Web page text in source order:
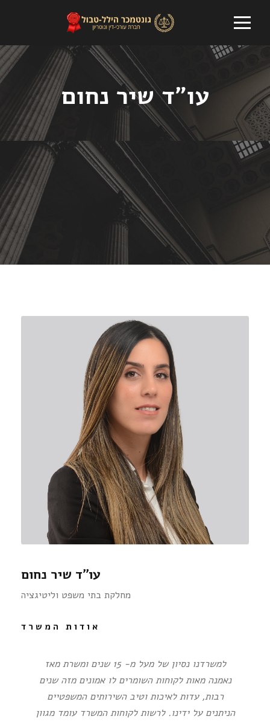
עו"ד שיר נחום
עו''ד שיר נחום
מחלקת בתי משפט וליטיגציה
אודות המשרד
למשרדנו נסיון של מעל מ- 15 שנים ומשרת מאז
נאמנה מאות לקוחות השומרים לו אמונים מזה שנים
רבות, עדות לאיכות וטיב השירותים המשפטיים
הניתנים על ידינו. לרשות לקוחות המשרד עומד מגוון